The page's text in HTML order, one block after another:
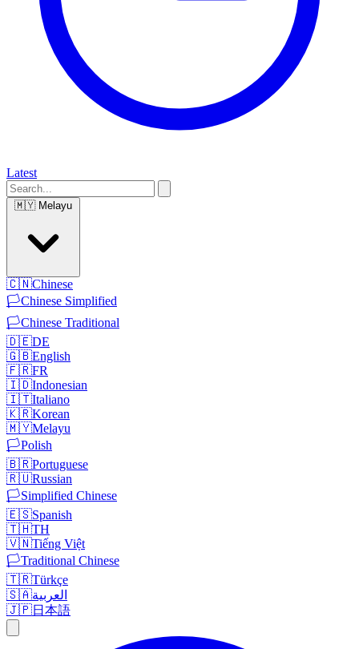
Latest
🇲🇾 Melayu
🇨🇳Chinese
🏳️Chinese Simplified
🏳️Chinese Traditional
🇩🇪DE
🇬🇧English
🇫🇷FR
🇮🇩Indonesian
🇮🇹Italiano
🇰🇷Korean
🇲🇾Melayu
🏳️Polish
🇧🇷Portuguese
🇷🇺Russian
🏳️Simplified Chinese
🇪🇸Spanish
🇹🇭TH
🇻🇳Tiếng Việt
🏳️Traditional Chinese
🇹🇷Türkçe
🇸🇦العربية
🇯🇵日本語